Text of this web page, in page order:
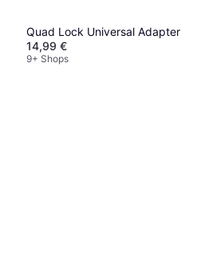
Quad Lock Universal Adapter
14,99 €
9+ Shops